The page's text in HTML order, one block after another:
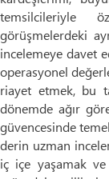
temsilcileriyle
görüşmelerdeki
incelemeye davet
operasyonel
riayet etmek, bu
dönemde ağır
güvencesinde
derin uzman
iç içe yaşamak